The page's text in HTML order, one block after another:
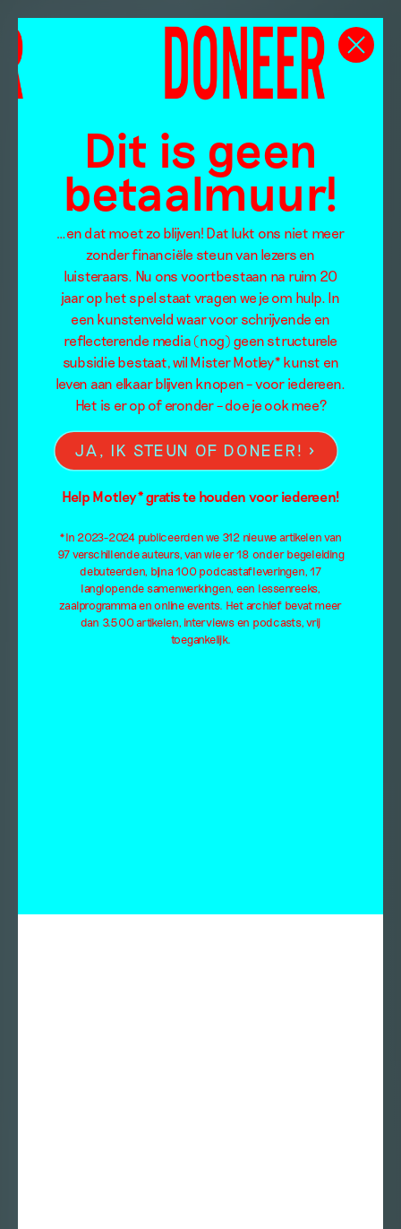
Dit is geen
betaalmuur!
…en dat moet zo blijven! Dat lukt ons niet meer
zonder financiële steun van lezers en
luisteraars. Nu ons voortbestaan na ruim 20
jaar op het spel staat vragen we je om hulp. In
een kunstenveld waar voor schrijvende en
reflecterende media (nog) geen structurele
subsidie bestaat, wil Mister Motley* kunst en
leven aan elkaar blijven knopen – voor iedereen.
Het is er op of eronder – doe je ook mee?
JA, IK STEUN OF DONEER!
Help Motley* gratis te houden voor iedereen!
*In 2023-2024 publiceerden we 312 nieuwe artikelen van
97 verschillende auteurs, van wie er 18 onder begeleiding
debuteerden, bijna 100 podcastafleveringen, 17
langlopende samenwerkingen, een lessenreeks,
zaalprogramma en online events. Het archief bevat meer
dan 3.500 artikelen, interviews en podcasts, vrij
toegankelijk.